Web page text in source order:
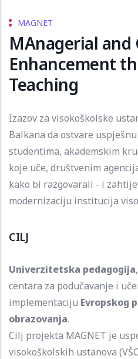
MAGNET
MAnagerial and
Enhancement
Teaching
Izazov za visokoškolske
Balkana da ostvare
studentima, akademskim
koje uče, društvenim
kako bi razgovarali - i
modernizaciju institucija
CILJ
Univerzitetska pedagogija
centara za podučavanje i
implementaciju Evropskog
obrazovanja.
Cilj projekta MAGNET je
visokoškolskih ustanova